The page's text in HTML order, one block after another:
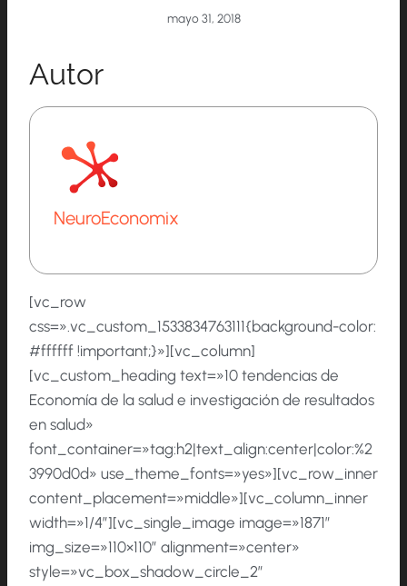
mayo 31, 2018
Autor
NeuroEconomix
[vc_row
css=».vc_custom_1533834763111{background-color:
#ffffff !important;}»][vc_column]
[vc_custom_heading text=»10 tendencias de
Economía de la salud e investigación de resultados
en salud»
font_container=»tag:h2|text_align:center|color:%2
3990d0d» use_theme_fonts=»yes»][vc_row_inner
content_placement=»middle»][vc_column_inner
width=»1/4″][vc_single_image image=»1871″
img_size=»110×110″ alignment=»center»
style=»vc_box_shadow_circle_2″